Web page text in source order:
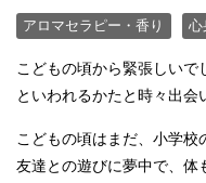
アロマセラピー・香り 心
こどもの頃から緊張しいで
といわれるかたと時々出会
こどもの頃はまだ、小学校
友達との遊びに夢中で、体